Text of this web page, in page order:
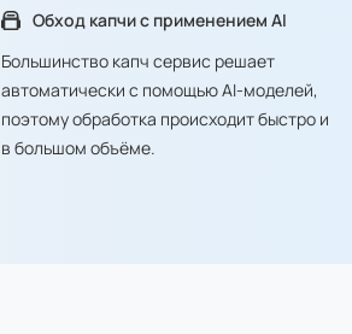
Обход капчи с применением AI
Большинство капч сервис решает
автоматически с помощью AI-моделей,
поэтому обработка происходит быстро и
в большом объёме.